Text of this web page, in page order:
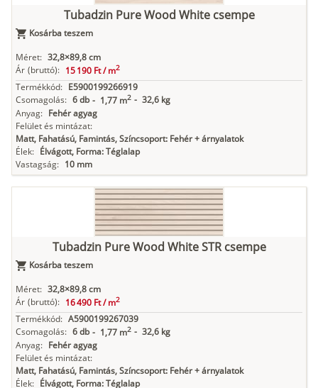
Tubadzin Pure Wood White csempe
Kosárba teszem
Méret: 32,8×89,8 cm
Ár (bruttó): 15 190 Ft /m2
Termékkód: E5900199266919
Csomagolás: 6 db - 1,77 m2 - 32,6 kg
Anyag: Fehér agyag
Felület és mintázat:
Matt, Fahatású, Famintás, Színcsoport: Fehér + árnyalatok
Élek: Élvágott, Forma: Téglalap
Vastagság: 10 mm
Tubadzin Pure Wood White STR csempe
Kosárba teszem
Méret: 32,8×89,8 cm
Ár (bruttó): 16 490 Ft /m2
Termékkód: A5900199267039
Csomagolás: 6 db - 1,77 m2 - 32,6 kg
Anyag: Fehér agyag
Felület és mintázat:
Matt, Fahatású, Famintás, Színcsoport: Fehér + árnyalatok
Élek: Élvágott, Forma: Téglalap